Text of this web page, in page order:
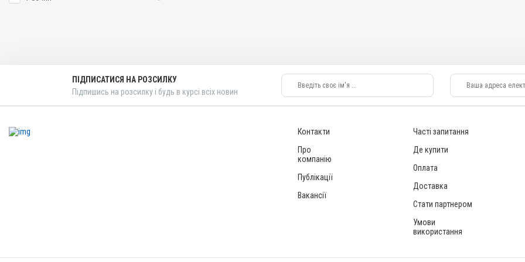
ПІДПИСАТИСЯ НА РОЗСИЛКУ
Підпишись на розсилку і будь в курсі всіх новин
Контакти
Про
компанію
Публікації
Вакансії
Часті запитання
Де купити
Оплата
Доставка
Стати партнером
Умови
використання